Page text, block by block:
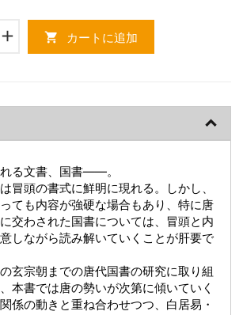
add shopping_cart カートに追加
る文書、国書――。
冒頭の書式に鮮明に現れる。しかし、
ても内容が強硬な場合もあり、特に唐
交わされた国書については、冒頭と内
しながら読み解いていくことが肝要で
玄宗朝までの唐代国書の研究に取り組
本書では唐の勢いが次第に傾いていく
係の動きと重ね合わせつつ、白居易・